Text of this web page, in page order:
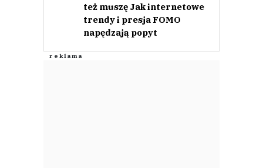
też muszę Jak internetowe
trendy i presja FOMO
napędzają popyt